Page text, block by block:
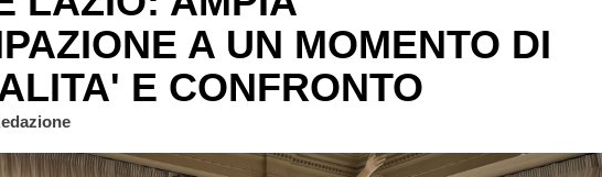
A UN MOMENTO DI
E CONFRONTO